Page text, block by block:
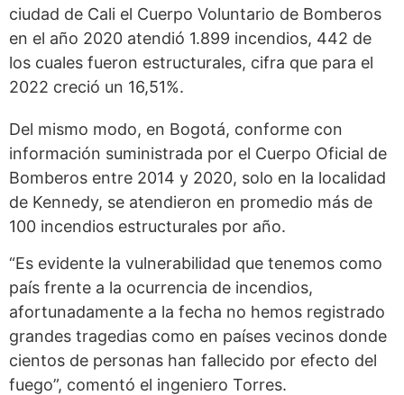
ciudad de Cali el Cuerpo Voluntario de Bomberos
en el año 2020 atendió 1.899 incendios, 442 de
los cuales fueron estructurales, cifra que para el
2022 creció un 16,51%.
Del mismo modo, en Bogotá, conforme con
información suministrada por el Cuerpo Oficial de
Bomberos entre 2014 y 2020, solo en la localidad
de Kennedy, se atendieron en promedio más de
100 incendios estructurales por año.
“Es evidente la vulnerabilidad que tenemos como
país frente a la ocurrencia de incendios,
afortunadamente a la fecha no hemos registrado
grandes tragedias como en países vecinos donde
cientos de personas han fallecido por efecto del
fuego”, comentó el ingeniero Torres.